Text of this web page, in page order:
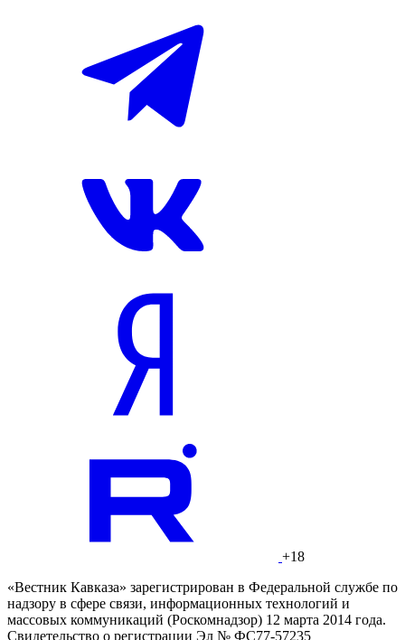
+18
«Вестник Кавказа» зарегистрирован в Федеральной службе по
надзору в сфере связи, информационных технологий и
массовых коммуникаций (Роскомнадзор) 12 марта 2014 года.
Свидетельство о регистрации Эл № ФС77-57235